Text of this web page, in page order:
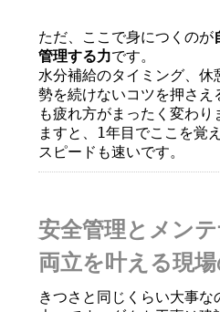
ただ、ここで身につくのが
管理する力です。
水分補給のタイミング、休
勢を続けないコツを押さ
も疲れ方がまったく変わ
ますと、1年目でここを覚
スピードも速いです。
安全管理とメン
両立を叶える現
きつさと同じくらい大事